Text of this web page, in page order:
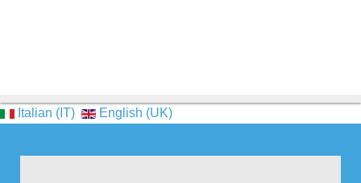
Italian (IT) English (UK)